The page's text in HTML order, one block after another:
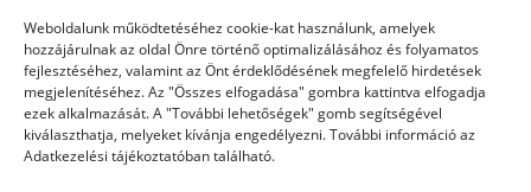
Weboldalunk működtetéséhez cookie-kat használunk, amelyek
hozzájárulnak az oldal Önre történő optimalizálásához és folyamatos
fejlesztéséhez, valamint az Önt érdeklődésének megfelelő hirdetések
megjelenítéséhez. Az "Összes elfogadása" gombra kattintva elfogadja
ezek alkalmazását. A "További lehetőségek" gomb segítségével
kiválaszthatja, melyeket kívánja engedélyezni. További információ az
Adatkezelési tájékoztatóban található.
http://abrviewer.sourceforge.net/
innen. Mit jelent az, hogy egészen letölteni?
Egyébként jobb, ha a fórumban kérdezel, mert itt
már rajtam kívül nem figyeli senki, én sem, csak én,
mint admin, kapok róla emalit:))